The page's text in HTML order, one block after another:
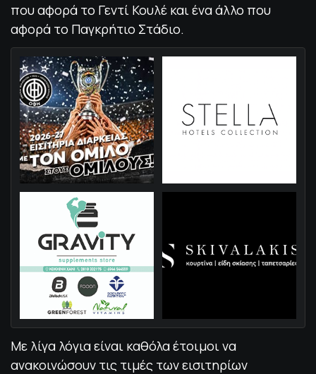
που αφορά το Γεντί Κουλέ και ένα άλλο που
αφορά το Παγκρήτιο Στάδιο.
Με λίγα λόγια είναι καθόλα έτοιμοι να
ανακοινώσουν τις τιμές των εισιτηρίων